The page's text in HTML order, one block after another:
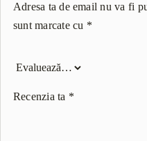
Adresa ta de email nu va fi
sunt marcate cu *
Recenzia ta *